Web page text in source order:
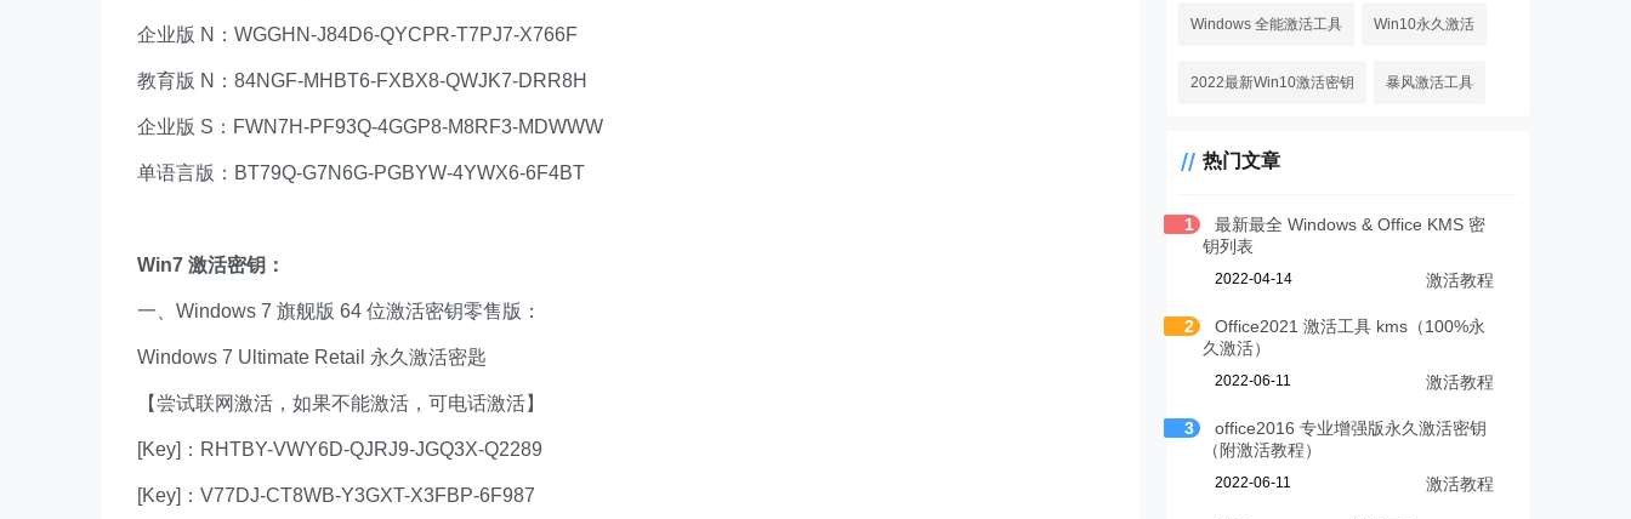
企业版 N：WGGHN-J84D6-QYCPR-T7PJ7-X766F
教育版 N：84NGF-MHBT6-FXBX8-QWJK7-DRR8H
企业版 S：FWN7H-PF93Q-4GGP8-M8RF3-MDWWW
单语言版：BT79Q-G7N6G-PGBYW-4YWX6-6F4BT
Win7 激活密钥：
一、Windows 7 旗舰版 64 位激活密钥零售版：
Windows 7 Ultimate Retail 永久激活密匙
【尝试联网激活，如果不能激活，可电话激活】
[Key]：RHTBY-VWY6D-QJRJ9-JGQ3X-Q2289
[Key]：V77DJ-CT8WB-Y3GXT-X3FBP-6F987
Windows 全能激活工具 Win10永久激活
2022最新Win10激活密钥 暴风激活工具
热门文章
1
最新最全 Windows & Office KMS 密
钥列表
2022-04-14 激活教程
2
Office2021 激活工具 kms（100%永
久激活）
2022-06-11 激活教程
3
office2016 专业增强版永久激活密钥
（附激活教程）
2022-06-11 激活教程